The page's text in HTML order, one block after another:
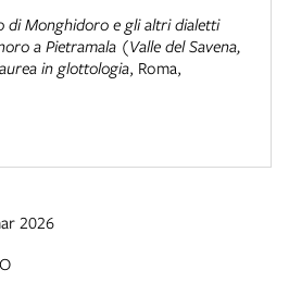
di Monghidoro e gli altri dialetti
a Pietramala (Valle del Savena,
in glottologia, Roma,
2026